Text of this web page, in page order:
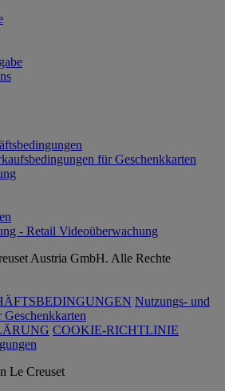
für Geschenkkarten
- Retail Videoüberwachung
Austria GmbH. Alle Rechte
Nutzungs- und
COOKIE-RICHTLINIE
Le Creuset